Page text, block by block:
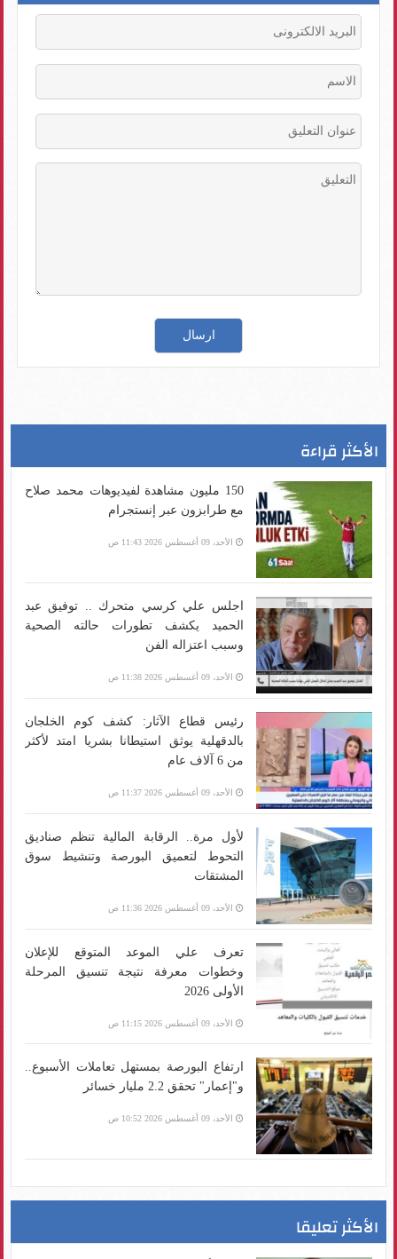
الأكثر قراءة
150 مليون مشاهدة لفيديوهات محمد صلاح
مع طرابزون عبر إنستجرام
الأحد، 09 أغسطس 2026 11:43 ص
اجلس علي كرسي متحرك .. توفيق عبد
الحميد يكشف تطورات حالته الصحية
وسبب اعتزاله الفن
الأحد، 09 أغسطس 2026 11:38 ص
رئيس قطاع الآثار: كشف كوم الخلجان
بالدقهلية يوثق استيطانا بشريا امتد لأكثر
من 6 آلاف عام
الأحد، 09 أغسطس 2026 11:37 ص
لأول مرة.. الرقابة المالية تنظم صناديق
التحوط لتعميق البورصة وتنشيط سوق
المشتقات
الأحد، 09 أغسطس 2026 11:36 ص
تعرف علي الموعد المتوقع للإعلان
وخطوات معرفة نتيجة تنسيق المرحلة
الأولى 2026
الأحد، 09 أغسطس 2026 11:15 ص
ارتفاع البورصة بمستهل تعاملات الأسبوع..
و"إعمار" تحقق 2.2 مليار خسائر
الأحد، 09 أغسطس 2026 10:52 ص
الأكثر تعليقا